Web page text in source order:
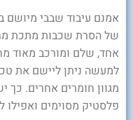
אמנם עיבוד שבבי מיושם
של הסרת שכבות מתכת
אחד, שלם ומורכב מאוד
למעשה ניתן ליישם את
מגוון חומרים אחרים. כך
פלסטיק מסוימים ואפילו